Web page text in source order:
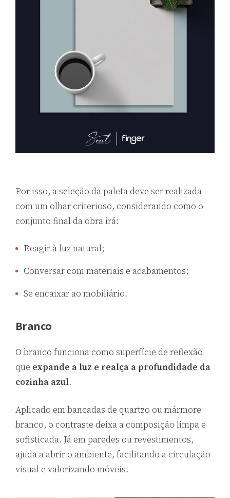
Por isso, a seleção da paleta deve ser realizada
com um olhar criterioso, considerando como o
conjunto final da obra irá:
Reagir à luz natural;
Conversar com materiais e acabamentos;
Se encaixar ao mobiliário.
Branco
O branco funciona como superfície de reflexão
que expande a luz e realça a profundidade da
cozinha azul.
Aplicado em bancadas de quartzo ou mármore
branco, o contraste deixa a composição limpa e
sofisticada. Já em paredes ou revestimentos,
ajuda a abrir o ambiente, facilitando a circulação
visual e valorizando móveis.